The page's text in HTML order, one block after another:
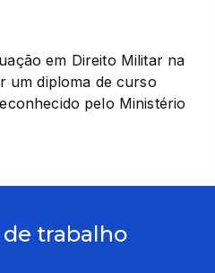
em Direito Militar na
um diploma de curso
pelo Ministério
trabalho